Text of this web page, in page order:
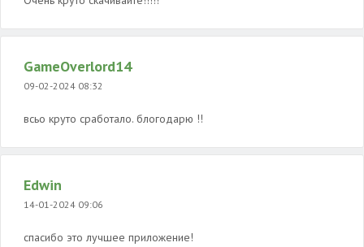
GameOverlord14
09-02-2024 08:32
всьо круто сработало. блогодарю !!
Edwin
14-01-2024 09:06
спасибо это лучшее приложение!